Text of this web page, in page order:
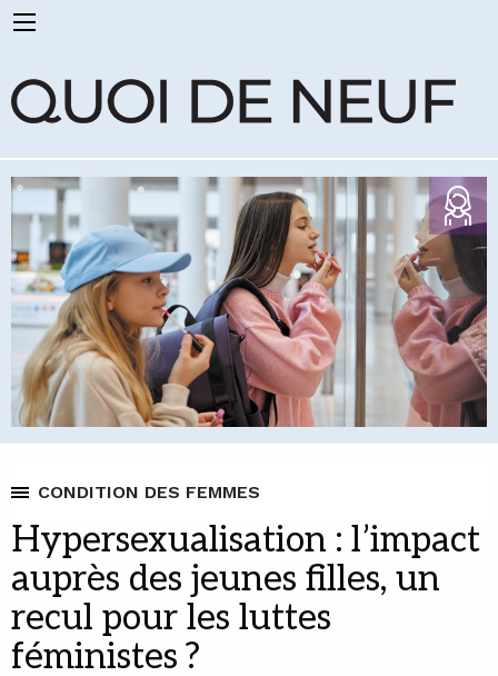
CONDITION DES FEMMES
Hypersexualisation : l’impact
auprès des jeunes filles, un
recul pour les luttes
féministes ?